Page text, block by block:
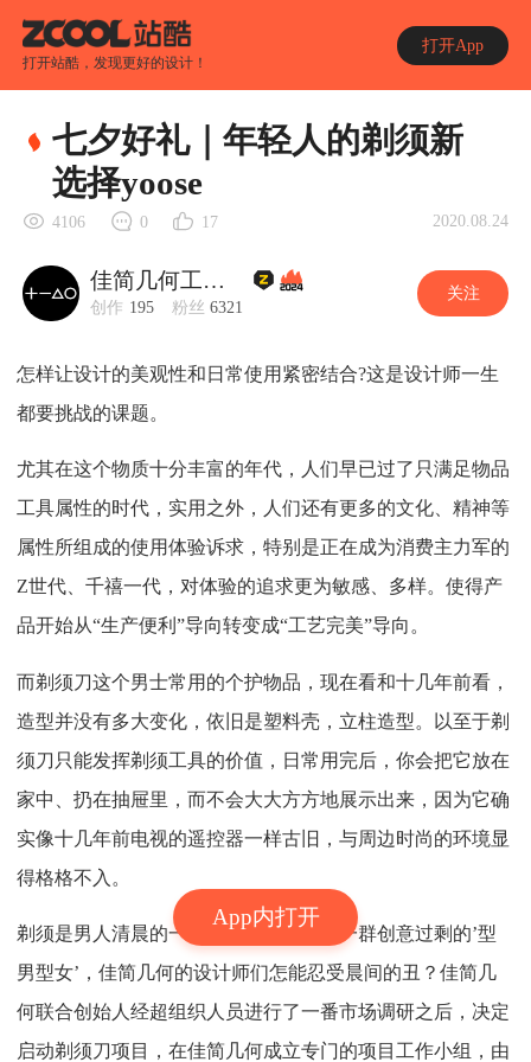
打开站酷，发现更好的设计！
打开App
App内打开
七夕好礼｜年轻人的剃须新
选择yoose
4106 0 17 2020.08.24
佳简几何工业设计
创作 195 粉丝 6321
关注
怎样让设计的美观性和日常使用紧密结合?这是设计师一生
都要挑战的课题。
尤其在这个物质十分丰富的年代，人们早已过了只满足物品
工具属性的时代，实用之外，人们还有更多的文化、精神等
属性所组成的使用体验诉求，特别是正在成为消费主力军的
Z世代、千禧一代，对体验的追求更为敏感、多样。使得产
品开始从“生产便利”导向转变成“工艺完美”导向。
而剃须刀这个男士常用的个护物品，现在看和十几年前看，
造型并没有多大变化，依旧是塑料壳，立柱造型。以至于剃
须刀只能发挥剃须工具的价值，日常用完后，你会把它放在
家中、扔在抽屉里，而不会大大方方地展示出来，因为它确
实像十几年前电视的遥控器一样古旧，与周边时尚的环境显
得格格不入。
剃须是男人清晨的一场重要仪式。作为一群创意过剩的’型
男型女’，佳简几何的设计师们怎能忍受晨间的丑？佳简几
何联合创始人经超组织人员进行了一番市场调研之后，决定
启动剃须刀项目，在佳简几何成立专门的项目工作小组，由